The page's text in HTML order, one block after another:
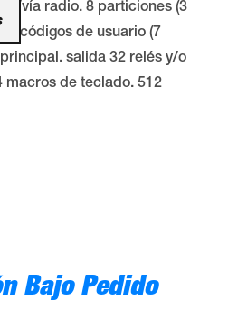
vía radio. 8 particiones (3
códigos de usuario (7
salida 32 relés y/o
macros de teclado. 512
Bajo Pedido